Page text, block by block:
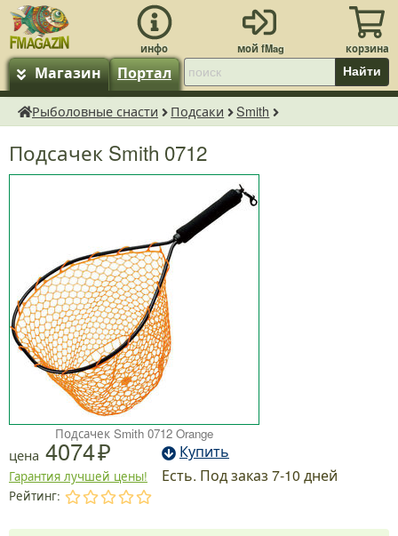
Магазин Портал Найти
fMagazin.ru
Рыболовные снасти Подсаки Smith
Подсачек Smith 0712
Подсачек Smith 0712 Orange
цена 4074
Гарантия лучшей цены!
Купить
Есть. Под заказ 7-10 дней
Рейтинг: